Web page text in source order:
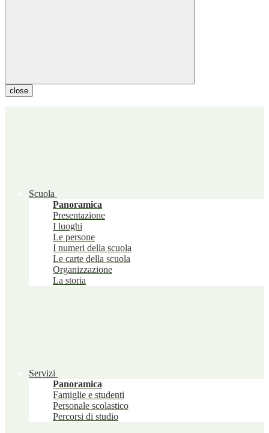
close
Scuola
Panoramica
Presentazione
I luoghi
Le persone
I numeri della scuola
Le carte della scuola
Organizzazione
La storia
Servizi
Panoramica
Famiglie e studenti
Personale scolastico
Percorsi di studio